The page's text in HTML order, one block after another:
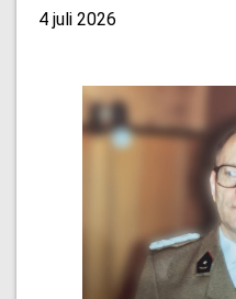
4 juli 2026